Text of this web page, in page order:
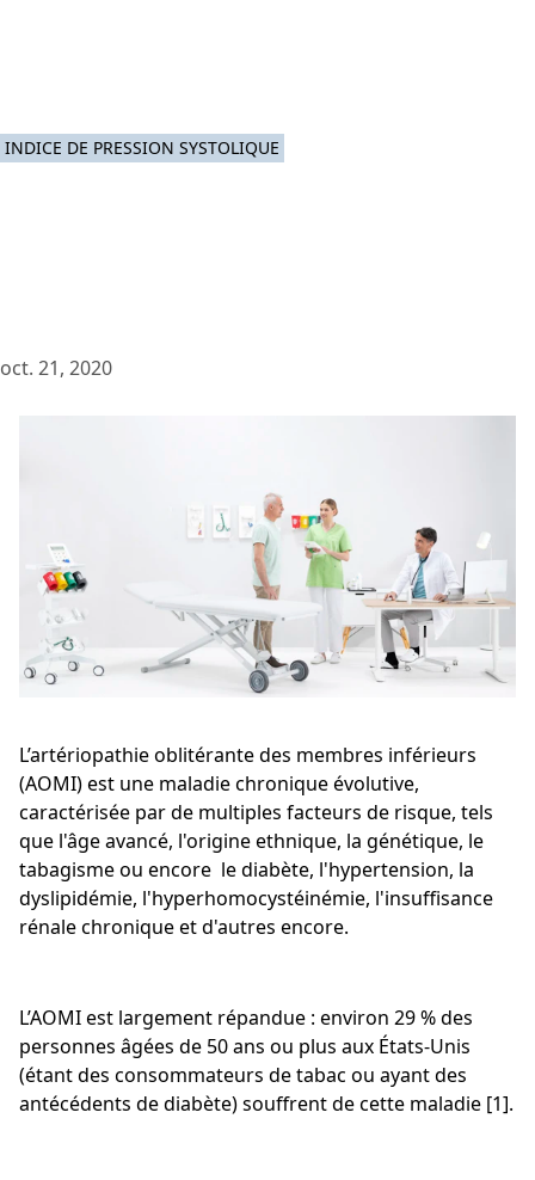
INDICE DE PRESSION SYSTOLIQUE
oct. 21, 2020
L’artériopathie oblitérante des membres inférieurs
(AOMI) est une maladie chronique évolutive,
caractérisée par de multiples facteurs de risque, tels
que l'âge avancé, l'origine ethnique, la génétique, le
tabagisme ou encore le diabète, l'hypertension, la
dyslipidémie, l'hyperhomocystéinémie, l'insuffisance
rénale chronique et d'autres encore.
L’AOMI est largement répandue : environ 29 % des
personnes âgées de 50 ans ou plus aux États-Unis
(étant des consommateurs de tabac ou ayant des
antécédents de diabète) souffrent de cette maladie [1].